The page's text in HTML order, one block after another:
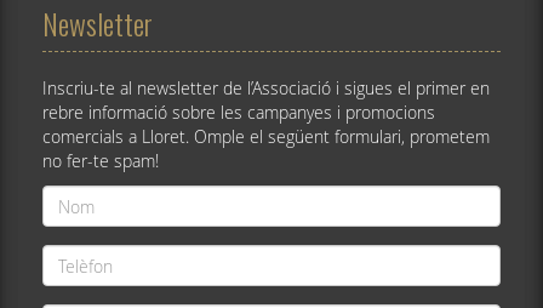
Newsletter
Inscriu-te al newsletter de l’Associació i sigues el primer en
rebre informació sobre les campanyes i promocions
comercials a Lloret. Omple el següent formulari, prometem
no fer-te spam!
Nom
*
Telèfon
*